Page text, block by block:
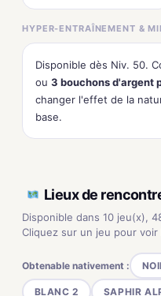
HYPER-ENTRAÎNEMENT &
Disponible dès Niv. 50.
ou 3 bouchons d'argent
changer l'effet de la
base.
Lieux de
Disponible dans 10 jeu(x),
Cliquez sur un jeu pour voir
Obtenable nativement :
BLANC 2 SAPHIR